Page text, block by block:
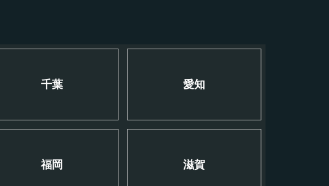
千葉 愛知
福岡 滋賀